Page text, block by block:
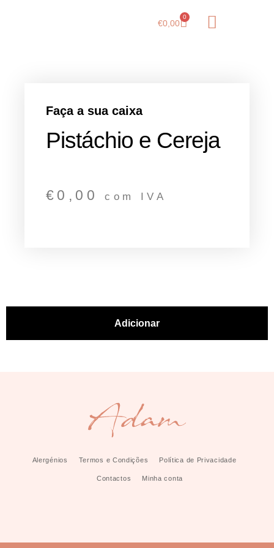
€0,00
0
Faça a sua caixa
Pistáchio e Cereja
€ 0,00 com IVA
Adicionar
Alergénios Termos e Condições Política de Privacidade
Contactos Minha conta